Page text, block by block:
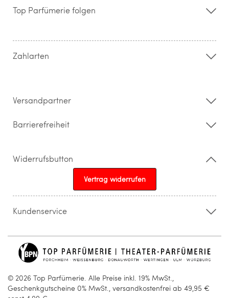
Storefinder
Kontakt
Widerrufsrecht & Rückgabebedingungen
Top Parfümerie folgen
Zahlarten
Versandpartner
Barrierefreiheit
Widerrufsbutton
Vertrag widerrufen
Kundenservice
info@topparfuemerie.de
© 2026 Top Parfümerie. Alle Preise inkl. 19% MwSt.,
Geschenkgutscheine 0% MwSt., versandkostenfrei ab 49,95 €